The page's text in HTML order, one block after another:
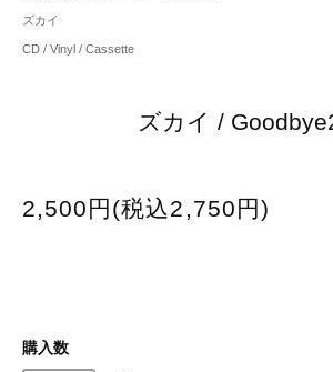
ズカイ
CD / Vinyl / Cassette
ズカイ /
2,500円(税込2,750円)
購入数